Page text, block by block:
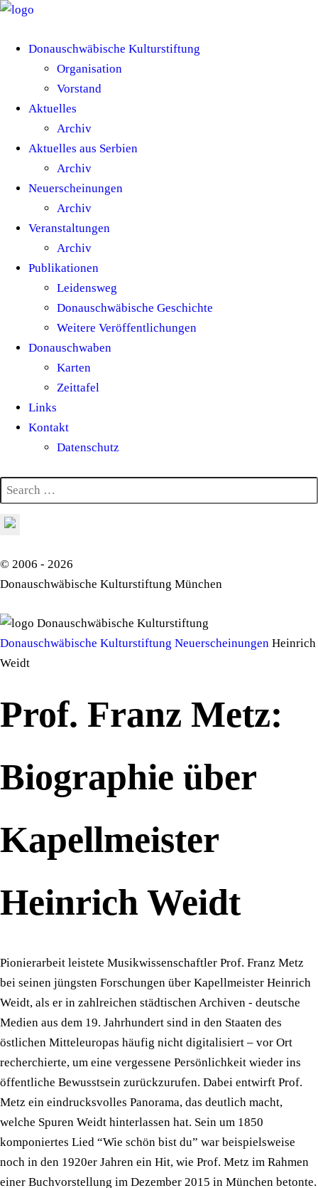
Donauschwäbische Kulturstiftung
Organisation
Vorstand
Aktuelles
Archiv
Aktuelles aus Serbien
Archiv
Neuerscheinungen
Archiv
Veranstaltungen
Archiv
Publikationen
Leidensweg
Donauschwäbische Geschichte
Weitere Veröffentlichungen
Donauschwaben
Karten
Zeittafel
Links
Kontakt
Datenschutz
© 2006 - 2026
Donauschwäbische Kulturstiftung München
Donauschwäbische Kulturstiftung
Donauschwäbische Kulturstiftung Neuerscheinungen Heinrich
Weidt
Prof. Franz Metz:
Biographie über
Kapellmeister
Heinrich Weidt
Pionierarbeit leistete Musikwissenschaftler Prof. Franz Metz
bei seinen jüngsten Forschungen über Kapellmeister Heinrich
Weidt, als er in zahlreichen städtischen Archiven - deutsche
Medien aus dem 19. Jahrhundert sind in den Staaten des
östlichen Mitteleuropas häufig nicht digitalisiert – vor Ort
recherchierte, um eine vergessene Persönlichkeit wieder ins
öffentliche Bewusstsein zurückzurufen. Dabei entwirft Prof.
Metz ein eindrucksvolles Panorama, das deutlich macht,
welche Spuren Weidt hinterlassen hat. Sein um 1850
komponiertes Lied “Wie schön bist du” war beispielsweise
noch in den 1920er Jahren ein Hit, wie Prof. Metz im Rahmen
einer Buchvorstellung im Dezember 2015 in München betonte.